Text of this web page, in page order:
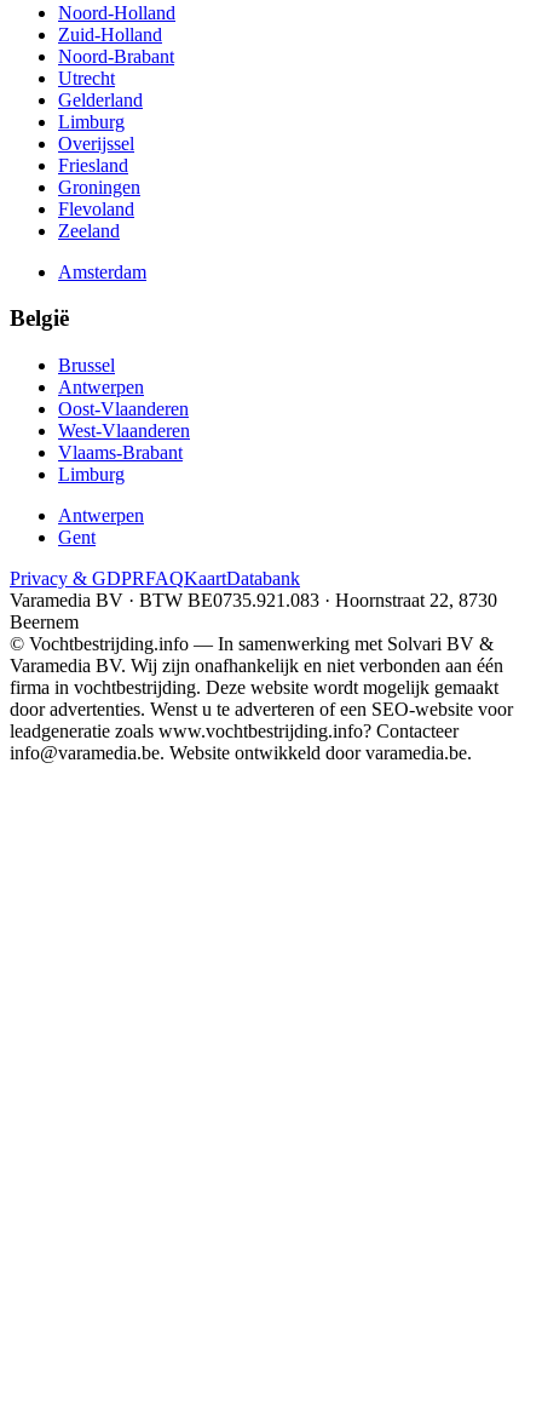
Noord-Holland
Zuid-Holland
Noord-Brabant
Utrecht
Gelderland
Limburg
Overijssel
Friesland
Groningen
Flevoland
Zeeland
Amsterdam
België
Brussel
Antwerpen
Oost-Vlaanderen
West-Vlaanderen
Vlaams-Brabant
Limburg
Antwerpen
Gent
Privacy & GDPRFAQKaartDatabank
Varamedia BV · BTW BE0735.921.083 · Hoornstraat 22, 8730
Beernem
© Vochtbestrijding.info — In samenwerking met Solvari BV &
Varamedia BV. Wij zijn onafhankelijk en niet verbonden aan één
firma in vochtbestrijding. Deze website wordt mogelijk gemaakt
door advertenties. Wenst u te adverteren of een SEO-website voor
leadgeneratie zoals www.vochtbestrijding.info? Contacteer
info@varamedia.be. Website ontwikkeld door varamedia.be.